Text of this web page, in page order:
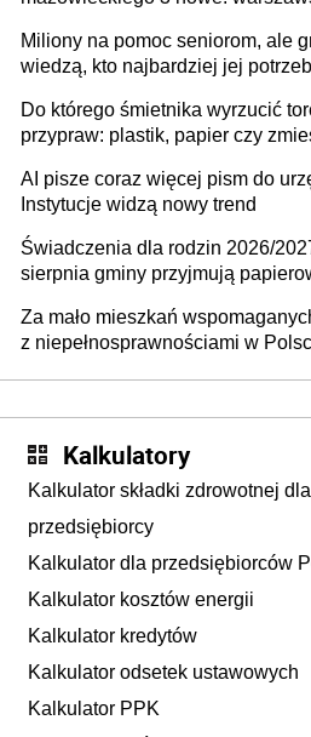
Europie nie ma tak dużych
stołecznych
Miliony na pomoc seniorom, ale
wiedzą, kto najbardziej jej
Do którego śmietnika wyrzucić
przypraw: plastik, papier czy
AI pisze coraz więcej pism do
Instytucje widzą nowy trend
Świadczenia dla rodzin 2026/
sierpnia gminy przyjmują
Za mało mieszkań
z niepełnosprawnościami w
Kalkulatory
Kalkulator składki zdrowotnej dla
przedsiębiorcy
Kalkulator dla przedsiębiorców
Kalkulator kosztów energii
Kalkulator kredytów
Kalkulator odsetek ustawowych
Kalkulator PPK